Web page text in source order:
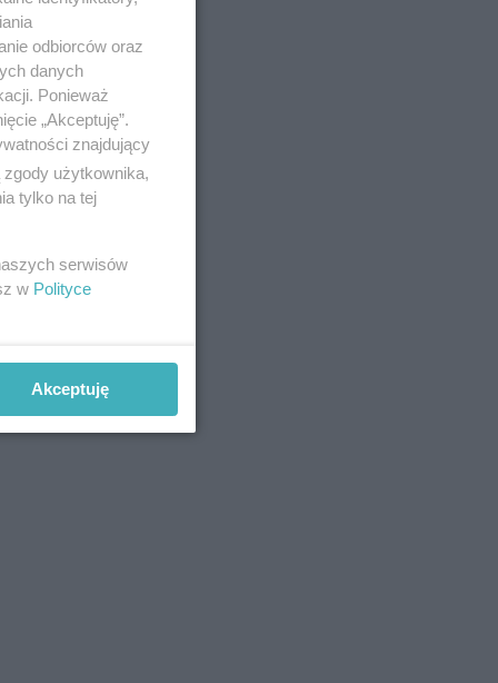
odbiorców oraz
danych
Ponieważ
„Akceptuję”.
znajdujący
użytkownika,
tylko na tej
serwisów
w Polityce
Akceptuję